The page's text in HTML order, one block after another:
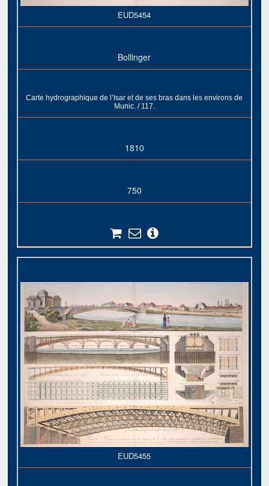
EUD5454
Bollinger
Carte hydrographique de l’Isar et de ses bras dans les environs de
Munic. / 117.
1810
750
EUD5455